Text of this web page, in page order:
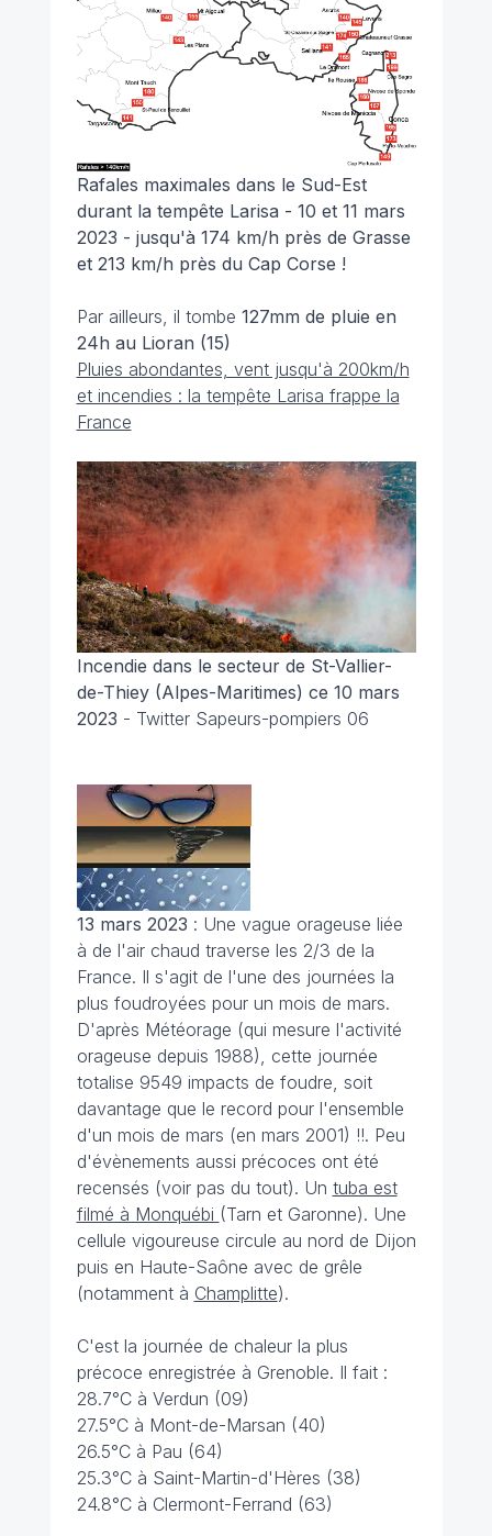
Rafales maximales dans le Sud-Est
durant la tempête Larisa - 10 et 11 mars
2023 - jusqu'à 174 km/h près de Grasse
et 213 km/h près du Cap Corse !
Par ailleurs, il tombe 127mm de pluie en
24h au Lioran (15)
Pluies abondantes, vent jusqu'à 200km/h
et incendies : la tempête Larisa frappe la
France
Incendie dans le secteur de St-Vallier-
de-Thiey (Alpes-Maritimes) ce 10 mars
2023 - Twitter Sapeurs-pompiers 06
13 mars 2023 : Une vague orageuse liée
à de l'air chaud traverse les 2/3 de la
France. Il s'agit de l'une des journées la
plus foudroyées pour un mois de mars.
D'après Météorage (qui mesure l'activité
orageuse depuis 1988), cette journée
totalise 9549 impacts de foudre, soit
davantage que le record pour l'ensemble
d'un mois de mars (en mars 2001) !!. Peu
d'évènements aussi précoces ont été
recensés (voir pas du tout). Un tuba est
filmé à Monquébi (Tarn et Garonne). Une
cellule vigoureuse circule au nord de Dijon
puis en Haute-Saône avec de grêle
(notamment à Champlitte).
C'est la journée de chaleur la plus
précoce enregistrée à Grenoble. Il fait :
28.7°C à Verdun (09)
27.5°C à Mont-de-Marsan (40)
26.5°C à Pau (64)
25.3°C à Saint-Martin-d'Hères (38)
24.8°C à Clermont-Ferrand (63)